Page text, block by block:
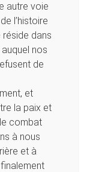
autre voie
l’histoire
réside dans
nos
de
et
la paix et
combat
à nous
et à